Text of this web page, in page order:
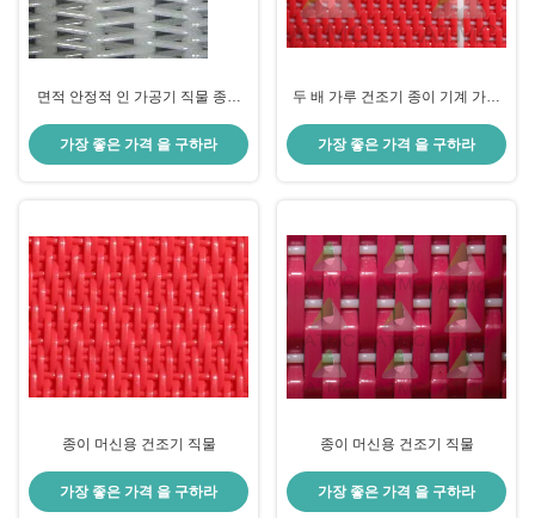
면적 안정적 인 가공기 직물 종이
가장 좋은 가격 을 구하라
두 배 가루 건조기 종이 기계 가루
가장 좋은 가격 을 구하라
종이 머신용 건조기 직물
가장 좋은 가격 을 구하라
종이 머신용 건조기 직물
가장 좋은 가격 을 구하라